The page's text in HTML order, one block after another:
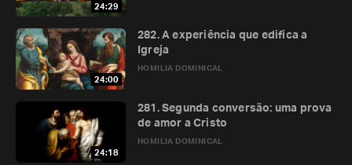
24:29
24:00
HOMILIA DOMINICAL
282. A experiência que edifica a
Igreja
24:18
HOMILIA DOMINICAL
281. Segunda conversão: uma prova
de amor a Cristo